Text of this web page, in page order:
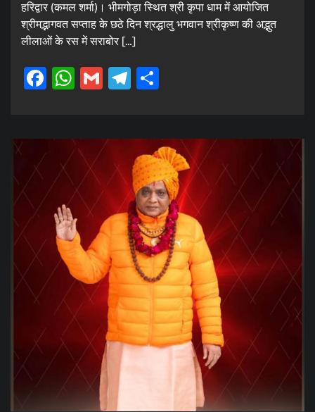
हरिद्वार (कमल शर्मा)। भीमगोड़ा स्थित श्री कृपा धाम में आयोजित
श्रीमद्भागवत सप्ताह के छठे दिन श्रद्धालु भगवान श्रीकृष्ण की अद्भुत
लीलाओं के रस में सराबोर […]
Facebook
WhatsApp
GmailTelegram